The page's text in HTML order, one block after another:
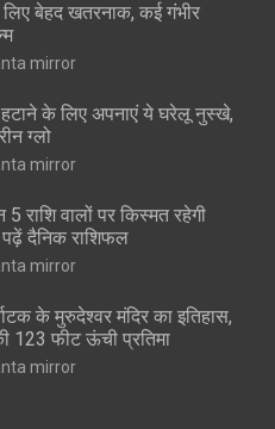
बेहद खतरनाक, कई गंभीर
mirror
के लिए अपनाएं ये घरेलू नुस्खे,
ग्लो
mirror
राशि वालों पर किस्मत रहेगी
पढ़ें दैनिक राशिफल
mirror
के मुरुदेश्वर मंदिर का इतिहास,
123 फीट ऊंची प्रतिमा
mirror